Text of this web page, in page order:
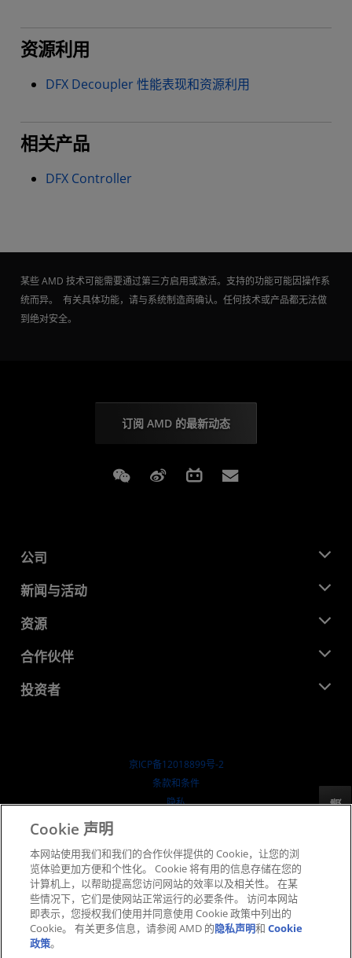
资源利用
DFX Decoupler 性能表现和资源利用
相关产品
DFX Controller
某些 AMD 技术可能需要通过第三方启用或激活。支持的功能可能因操作系
统而异。 有关具体功能，请与系统制造商确认。任何技术或产品都无法做
到绝对安全。
订阅 AMD 的最新动态
Weixin Weibo Bilibili
公司
关于 AMD
企业责任
就业机会
联系我们
新闻与活动
新闻中心
媒体库
资源
开发中心
成功案例
合作伙伴
AMD 合作伙伴中心
投资者
SEC 报告
京ICP备12018899号-2
​条款和条件
隐私
公开公平竞争
英国税收策略
Cookie 政策
Cookie 设置
反馈
Cookie 声明
本网站使用我们和我们的合作伙伴提供的 Cookie，让您的浏
览体验更加方便和个性化。 Cookie 将有用的信息存储在您的
计算机上，以帮助提高您访问网站的效率以及相关性。 在某
些情况下，它们是使网站正常运行的必要条件。 访问本网站
即表示，您授权我们使用并同意使用 Cookie 政策中列出的
Cookie。 有关更多信息，请参阅 AMD 的隐私声明和Cookie
政策。